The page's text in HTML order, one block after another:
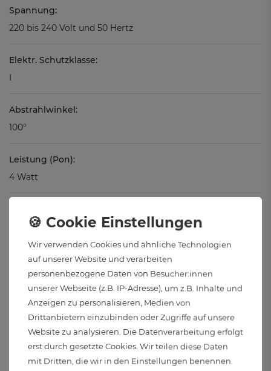
Spannung:
220 bis 240 Volt und 50 Hertz
Elektr. Schutzklasse:
I
Abstrahlwinkel:
100°
Leistung (Pon):
4 Watt
Gewichteter Verbrauch:
4 kWh/1000h
Vergleichswert:
ca. 40 Watt Halogen
Lichtstrom:
Wir verwenden Cookies und ähnliche Technologien
auf unserer Website und verarbeiten
personenbezogene Daten von Besucher:innen
unserer Webseite (z.B. IP-Adresse), um z.B. Inhalte und
Anzeigen zu personalisieren, Medien von
Drittanbietern einzubinden oder Zugriffe auf unsere
Website zu analysieren. Die Datenverarbeitung erfolgt
erst durch gesetzte Cookies. Wir teilen diese Daten
mit Dritten, die wir in den Einstellungen benennen.